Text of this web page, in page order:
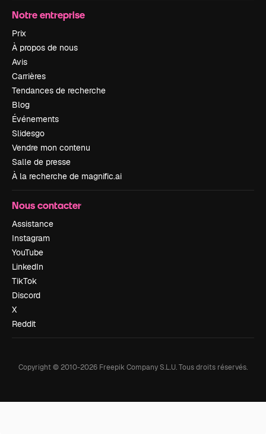
Notre entreprise
Prix
À propos de nous
Avis
Carrières
Tendances de recherche
Blog
Événements
Slidesgo
Vendre mon contenu
Salle de presse
À la recherche de magnific.ai
Nous contacter
Assistance
Instagram
YouTube
LinkedIn
TikTok
Discord
X
Reddit
Copyright © 2010-2026 Freepik Company S.L.U.Tous droits réservés.